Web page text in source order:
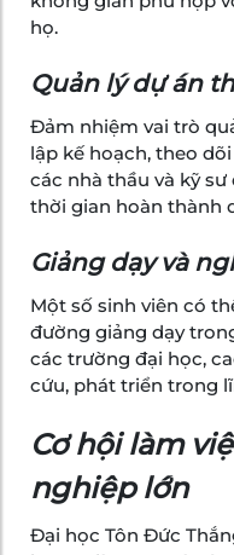
họ.
Quản lý dự án
Đảm nhiệm vai trò
lập kế hoạch, theo
các nhà thầu và kỹ
thời gian hoàn thành
Giảng dạy và
Một số sinh viên có
đường giảng dạy
các trường đại học,
cứu, phát triển trong
Cơ hội làm
nghiệp lớn
Đại học Tôn Đức